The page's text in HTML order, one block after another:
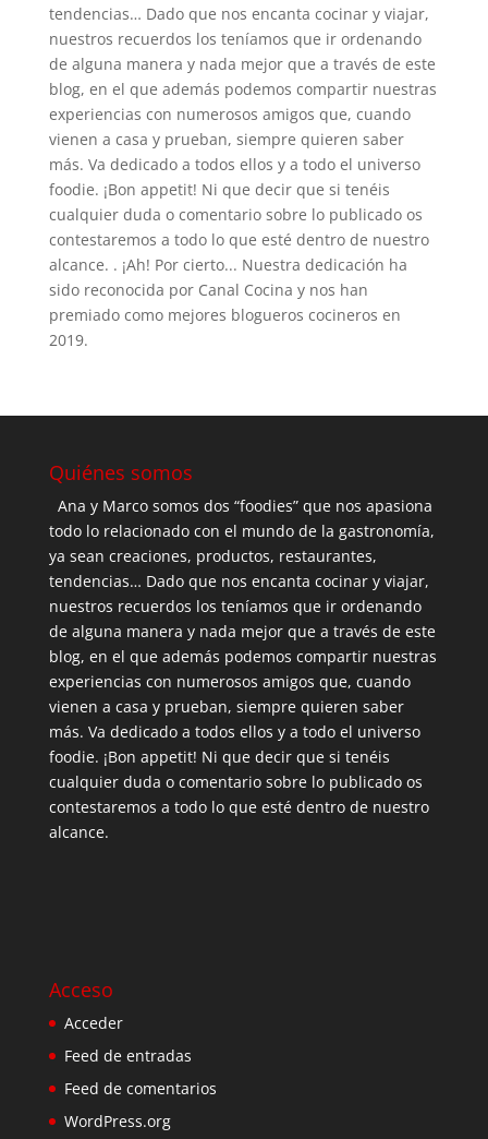
tendencias… Dado que nos encanta cocinar y viajar,
nuestros recuerdos los teníamos que ir ordenando
de alguna manera y nada mejor que a través de este
blog, en el que además podemos compartir nuestras
experiencias con numerosos amigos que, cuando
vienen a casa y prueban, siempre quieren saber
más. Va dedicado a todos ellos y a todo el universo
foodie. ¡Bon appetit! Ni que decir que si tenéis
cualquier duda o comentario sobre lo publicado os
contestaremos a todo lo que esté dentro de nuestro
alcance. . ¡Ah! Por cierto... Nuestra dedicación ha
sido reconocida por Canal Cocina y nos han
premiado como mejores blogueros cocineros en
2019.
Quiénes somos
Ana y Marco somos dos “foodies” que nos apasiona
todo lo relacionado con el mundo de la gastronomía,
ya sean creaciones, productos, restaurantes,
tendencias… Dado que nos encanta cocinar y viajar,
nuestros recuerdos los teníamos que ir ordenando
de alguna manera y nada mejor que a través de este
blog, en el que además podemos compartir nuestras
experiencias con numerosos amigos que, cuando
vienen a casa y prueban, siempre quieren saber
más. Va dedicado a todos ellos y a todo el universo
foodie. ¡Bon appetit! Ni que decir que si tenéis
cualquier duda o comentario sobre lo publicado os
contestaremos a todo lo que esté dentro de nuestro
alcance.
Acceso
Acceder
Feed de entradas
Feed de comentarios
WordPress.org